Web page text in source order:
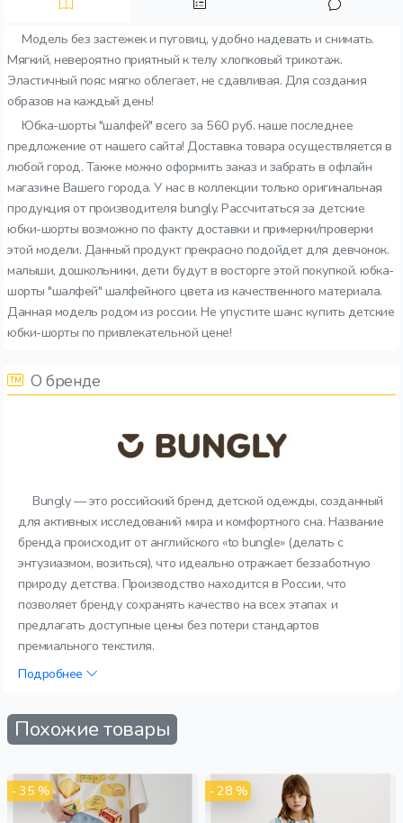
Модель без застежек и пуговиц, удобно надевать и снимать.
Мягкий, невероятно приятный к телу хлопковый трикотаж.
Эластичный пояс мягко облегает, не сдавливая. Для создания
образов на каждый день!
Юбка-шорты "шалфей" всего за 560 руб. наше последнее
предложение от нашего сайта! Доставка товара осуществляется в
любой город. Также можно оформить заказ и забрать в офлайн
магазине Вашего города. У нас в коллекции только оригинальная
продукция от производителя bungly. Рассчитаться за детские
юбки-шорты возможно по факту доставки и примерки/проверки
этой модели. Данный продукт прекрасно подойдет для девчонок.
малыши, дошкольники, дети будут в восторге этой покупкой. юбка-
шорты "шалфей" шалфейного цвета из качественного материала.
Данная модель родом из россии. Не упустите шанс купить детские
юбки-шорты по привлекательной цене!
О бренде
Bungly — это российский бренд детской одежды, созданный
для активных исследований мира и комфортного сна. Название
бренда происходит от английского «to bungle» (делать с
энтузиазмом, возиться), что идеально отражает беззаботную
природу детства. Производство находится в России, что
позволяет бренду сохранять качество на всех этапах и
предлагать доступные цены без потери стандартов
премиального текстиля.
Подробнее
Похожие товары
- 35 % - 28 %